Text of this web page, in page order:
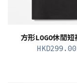
方形LOGO休閒
HKD299.00